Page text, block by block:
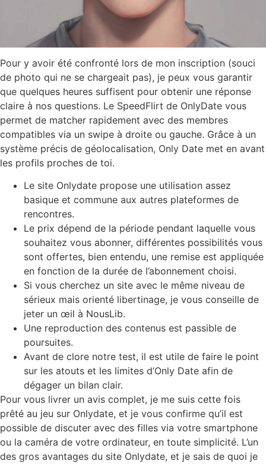
Pour y avoir été confronté lors de mon inscription (souci
de photo qui ne se chargeait pas), je peux vous garantir
que quelques heures suffisent pour obtenir une réponse
claire à nos questions. Le SpeedFlirt de OnlyDate vous
permet de matcher rapidement avec des membres
compatibles via un swipe à droite ou gauche. Grâce à un
système précis de géolocalisation, Only Date met en avant
les profils proches de toi.
Le site Onlydate propose une utilisation assez
basique et commune aux autres plateformes de
rencontres.
Le prix dépend de la période pendant laquelle vous
souhaitez vous abonner, différentes possibilités vous
sont offertes, bien entendu, une remise est appliquée
en fonction de la durée de l’abonnement choisi.
Si vous cherchez un site avec le même niveau de
sérieux mais orienté libertinage, je vous conseille de
jeter un œil à NousLib.
Une reproduction des contenus est passible de
poursuites.
Avant de clore notre test, il est utile de faire le point
sur les atouts et les limites d’Only Date afin de
dégager un bilan clair.
Pour vous livrer un avis complet, je me suis cette fois
prêté au jeu sur Onlydate, et je vous confirme qu’il est
possible de discuter avec des filles via votre smartphone
ou la caméra de votre ordinateur, en toute simplicité. L’un
des gros avantages du site Onlydate, et je sais de quoi je